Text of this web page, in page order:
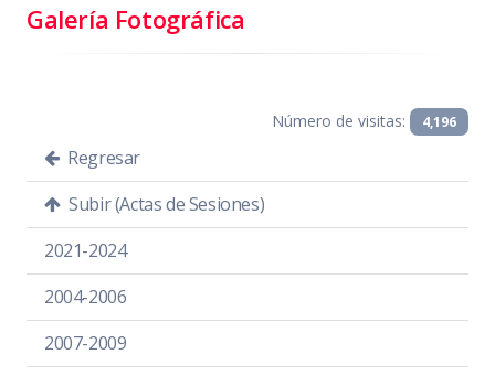
Galería Fotográfica
Número de visitas: 4,196
Regresar
Subir (Actas de Sesiones)
2021-2024
2004-2006
2007-2009